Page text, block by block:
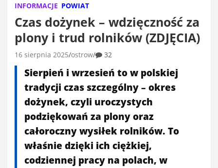
INFORMACJE POWIAT
Czas dożynek – wdzięczność za
plony i trud rolników (ZDJĘCIA)
16 sierpnia 2025 ostrow 32
Sierpień i wrzesień to w polskiej
tradycji czas szczególny – okres
dożynek, czyli uroczystych
podziękowań za plony oraz
całoroczny wysiłek rolników. To
właśnie dzięki ich ciężkiej,
codziennej pracy na polach, w